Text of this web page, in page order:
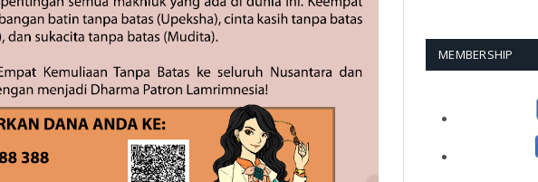
MEMBERSHIP